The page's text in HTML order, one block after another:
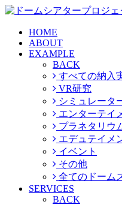
HOME
ABOUT
EXAMPLE
BACK
すべての納入
VR研究
シミュレータ
エンターテイ
プラネタリウ
エデュテイメ
イベント
その他
全てのドーム
SERVICES
BACK